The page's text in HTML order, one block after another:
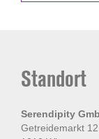
Standort
Serendipity
Getreidemarkt 12